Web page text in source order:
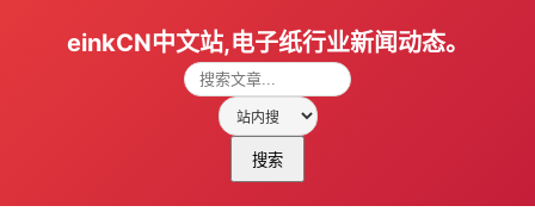
einkCN中文站,电子纸行业新闻动态。
搜索